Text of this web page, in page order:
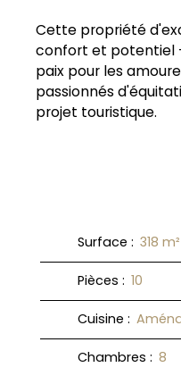
Cette propriété
confort et potentiel
paix pour les
passionnés
projet touristique.
Surface : 318 m²
Pièces : 10
Cuisine :
Chambres : 8